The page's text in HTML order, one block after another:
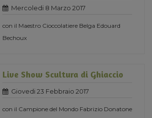
Mercoledi 8 Marzo 2017
con il Maestro Cioccolatiere Belga Edouard
Bechoux
Live Show Scultura di Ghiaccio
Giovedi 23 Febbraio 2017
con il Campione del Mondo Fabrizio Donatone